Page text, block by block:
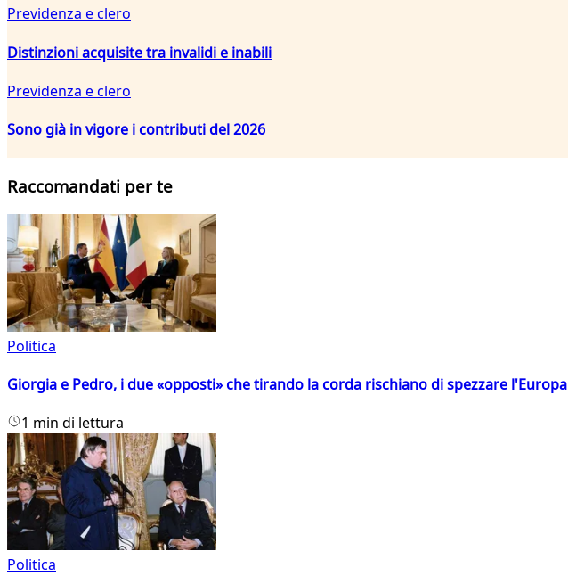
Previdenza e clero
Distinzioni acquisite tra invalidi e inabili
Previdenza e clero
Sono già in vigore i contributi del 2026
Raccomandati per te
Politica
Giorgia e Pedro, i due «opposti» che tirando la corda rischiano di spezzare l'Europa
1 min di lettura
Politica